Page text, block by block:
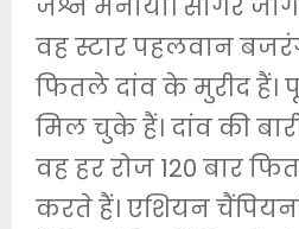
जश्न मनाया। सागर
वह स्टार पहलवान
फितले दांव के मुरीद हैं।
मिल चुके हैं। दांव की
वह हर रोज 120 बार
करते हैं। एशियन